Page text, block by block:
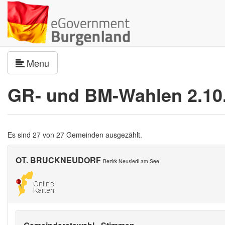
Menu
GR- und BM-Wahlen
Es sind 27 von 27 Gemeinden ausgezählt.
OT. BRUCKNEUDORF Bezirk Neusiedl am See